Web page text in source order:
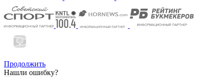
Продолжить
Нашли ошибку?